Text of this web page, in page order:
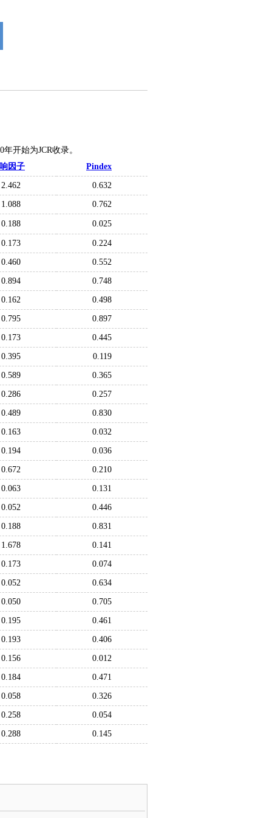
开始为JCR收录。
因子 Pindex
2.462 0.632
1.088
0.762
0.188 0.025
0.173 0.224
0.460 0.552
0.894 0.748
0.162 0.498
0.795 0.897
0.173 0.445
0.395 0.119
0.589 0.365
0.286 0.257
0.489 0.830
0.163 0.032
0.194 0.036
0.672 0.210
0.063 0.131
0.052 0.446
0.188 0.831
1.678 0.141
0.173 0.074
0.052 0.634
0.050 0.705
0.195 0.461
0.193 0.406
0.156 0.012
0.184 0.471
0.058 0.326
0.258 0.054
0.288 0.145